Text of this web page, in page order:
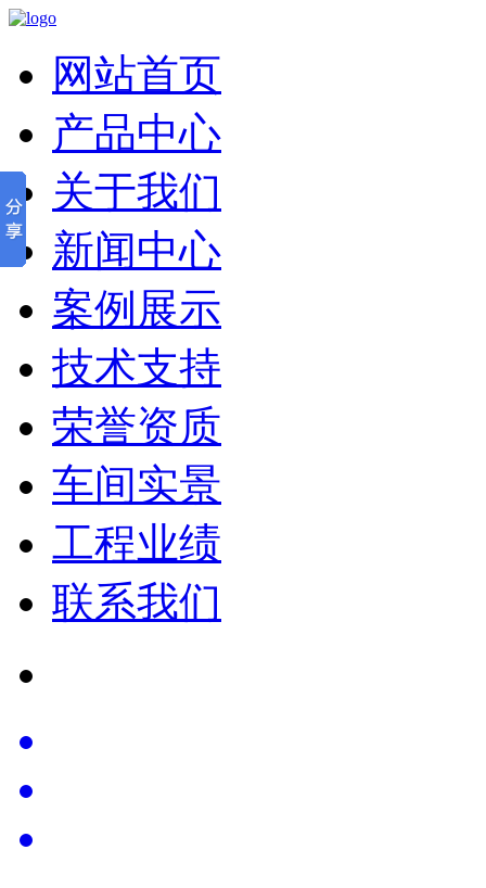
网站首页
产品中心
关于我们
新闻中心
案例展示
技术支持
荣誉资质
车间实景
工程业绩
联系我们